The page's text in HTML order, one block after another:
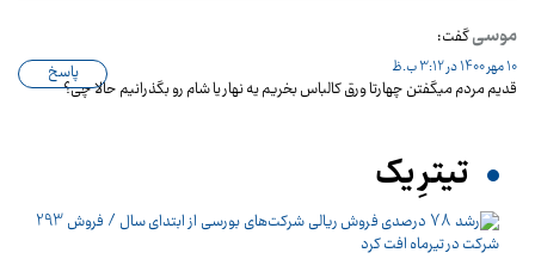
موسیگفت:
10 مهر 1400 در 3:12 ب.ظ
قدیم مردم میگفتن چهارتا ورق کالباس بخریم یه نهار یا شام رو بگذرانیم حالا چی؟
پاسخ
تیترِ یک